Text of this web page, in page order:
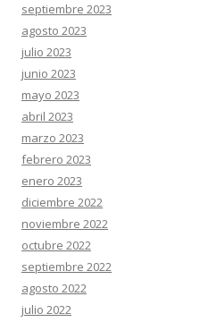
septiembre 2023
agosto 2023
julio 2023
junio 2023
mayo 2023
abril 2023
marzo 2023
febrero 2023
enero 2023
diciembre 2022
noviembre 2022
octubre 2022
septiembre 2022
agosto 2022
julio 2022